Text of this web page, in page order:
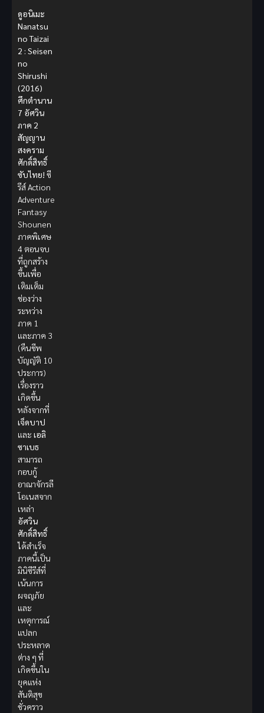
ดูอนิเมะ
Nanatsu
no Taizai
2 : Seisen
no
Shirushi
(2016)
ศึกตำนาน
7 อัศวิน
ภาค 2
สัญญาน
สงคราม
ศักดิ์สิทธิ์
ซับไทย! ซี
รีส์ Action
Adventure
Fantasy
Shounen
ภาคพิเศษ
4 ตอนจบ
ที่ถูกสร้าง
ขึ้นเพื่อ
เติมเต็ม
ช่องว่าง
ระหว่าง
ภาค 1
และภาค 3
(คืนชีพ
บัญญัติ 10
ประการ)
เรื่องราว
เกิดขึ้น
หลังจากที่
เจ็ดบาป
และ เอลิ
ซาเบธ
สามารถ
กอบกู้
อาณาจักรลี
โอเนสจาก
เหล่า
อัศวิน
ศักดิ์สิทธิ์
ได้สำเร็จ
ภาคนี้เป็น
มินิซีรีส์ที่
เน้นการ
ผจญภัย
และ
เหตุการณ์
แปลก
ประหลาด
ต่าง ๆ ที่
เกิดขึ้นใน
ยุคแห่ง
สันติสุข
ชั่วคราว